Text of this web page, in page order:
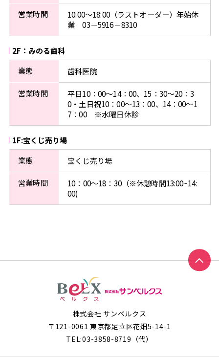
営業時間
10:00〜18:00（ラストオーダー）年始休
業 03－5916－8310
2F：みのる歯科
業態
歯科医院
営業時間
平日10：00～14：00、15：30～20：3
0・土日祝10：00～13：00、14：00～1
7：00 ※水曜日休診
1F:宝くじ売り場
業態
宝くじ売り場
営業時間
10：00～18：30（※休憩時間13:00~14:
00)
株式会社 サンベルクス
〒121-0061 東京都足立区花畑5-14-1
TEL:03-3858-8719 （代）